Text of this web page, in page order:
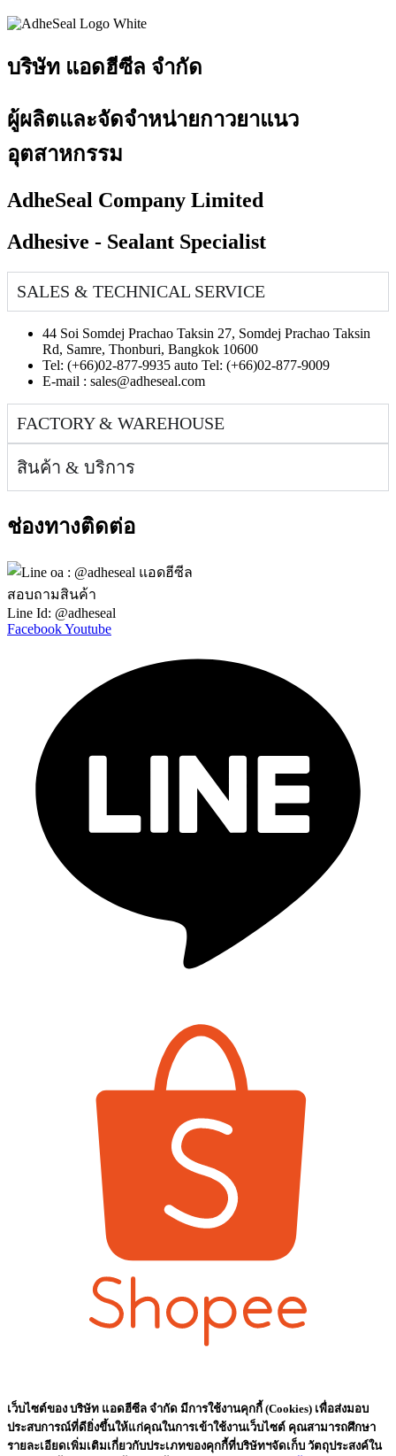
บริษัท แอดฮีซีล จำกัด
ผู้ผลิตและจัดจำหน่ายกาวยาแนว
อุตสาหกรรม
AdheSeal Company Limited
Adhesive - Sealant Specialist
SALES & TECHNICAL SERVICE
44 Soi Somdej Prachao Taksin 27, Somdej Prachao Taksin
Rd, Samre, Thonburi, Bangkok 10600
Tel: (+66)02-877-9935 auto Tel: (+66)02-877-9009
E-mail : sales@adheseal.com
FACTORY & WAREHOUSE
สินค้า & บริการ
ช่องทางติดต่อ
สอบถามสินค้า
Line Id: @adheseal
FacebookYoutube
เว็บไซต์ของ บริษัท แอดฮีซีล จำกัด มีการใช้งานคุกกี้ (Cookies) เพื่อส่งมอบ
ประสบการณ์ที่ดียิ่งขึ้นให้แก่คุณในการเข้าใช้งานเว็บไซต์ คุณสามารถศึกษา
รายละเอียดเพิ่มเติมเกี่ยวกับประเภทของคุกกี้ที่บริษัทฯจัดเก็บ วัตถุประสงค์ใน